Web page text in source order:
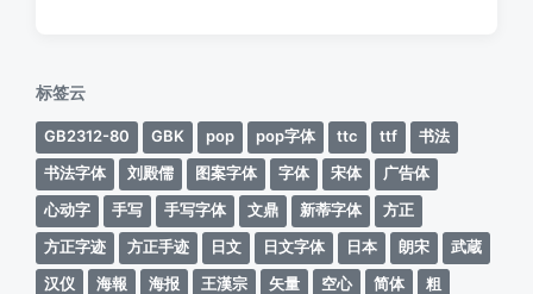
标签云
GB2312-80 GBK pop pop字体 ttc ttf
书法
书法字体
刘殿儒 图案字体 字体 宋体
广告体
心动字
手写 手写字体 文鼎 新蒂字体
方正
方正字迹
方正手迹 日文 日文字体 日本 朗宋
武蔵
汉仪
海報 海报 王漢宗 矢量 空心 简体
粗